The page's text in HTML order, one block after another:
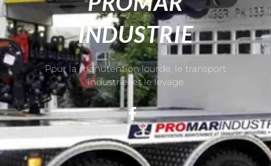
INDUSTRIE
Pour la manutention lourde, le transport
industriel et le levage